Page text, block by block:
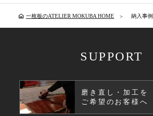
home 一枚板のATELIER MOKUBA HOME 納入事例
SUPPORT
磨き直し・加工を
ご希望のお客様へ